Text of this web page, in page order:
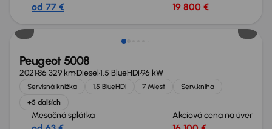
od 77 € 19 800 €
Zlacnené o 2 700 €
Peugeot 5008
202186 329 kmDiesel1.5 BlueHDi96 kW
Servisná knižka 1.5 BlueHDi 7 Miest
Serv.kniha
+5 ďalších
Mesačná splátka Akciová cena na úver